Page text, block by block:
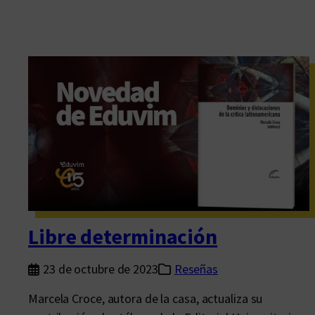
Libre determinación
23 de octubre de 2023
Reseñas
Marcela Croce, autora de la casa, actualiza su